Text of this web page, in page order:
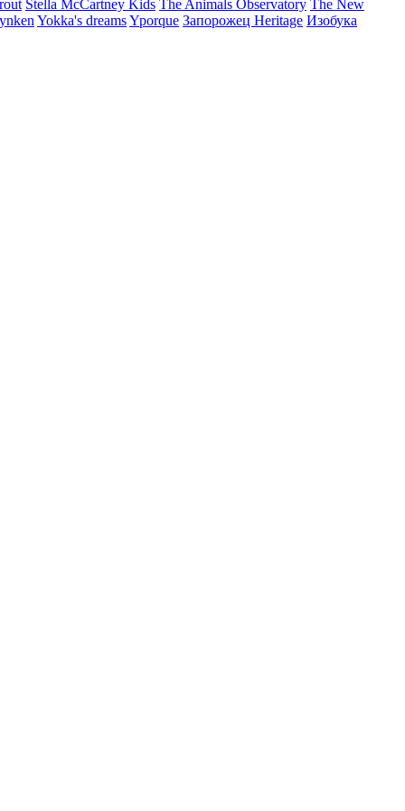
Stella McCartney Kids The Animals Observatory The New
Yokka's dreamsYporque Запорожец Heritage Изобука